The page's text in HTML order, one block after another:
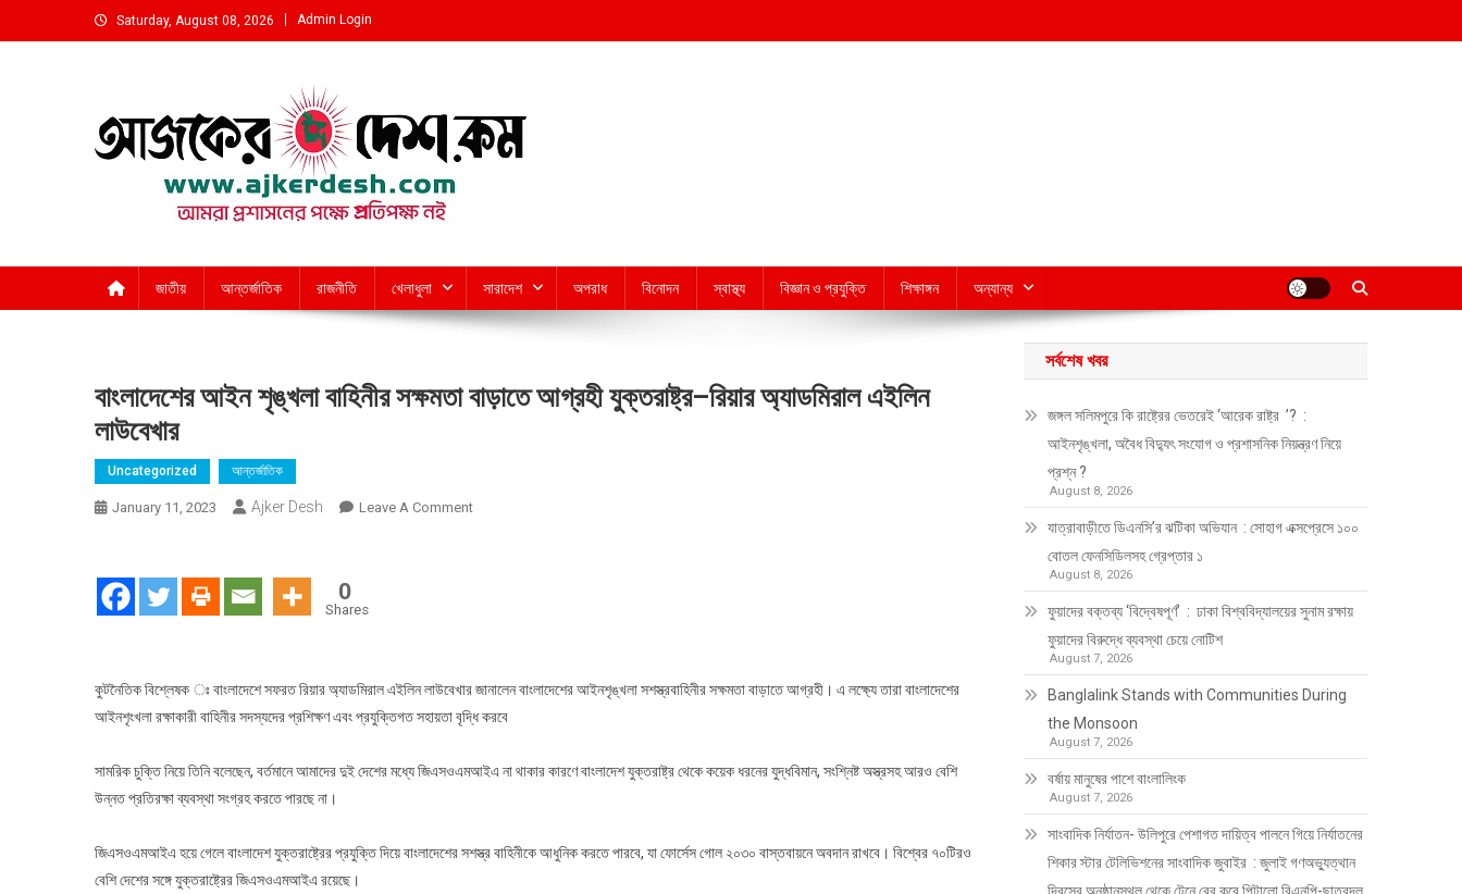
to
Saturday, August 08, 2026 Admin Login
জাতীয় আন্তর্জাতিক রাজনীতি খেলাধুলা সারাদেশ অপরাধ বিনোদন স্বাস্থ্য বিজ্ঞান ও প্রযুক্তি শিক্ষাঙ্গন অন্যান্য
বাংলাদেশের আইন শৃঙ্খলা বাহিনীর সক্ষমতা বাড়াতে আগ্রহী যুক্তরাষ্ট্র–রিয়ার অ্যাডমিরাল এইলিন
লাউবেখার
Uncategorized আন্তর্জাতিক
January 11, 2023 Ajker Desh Leave A CommentOn
আগ্রহী
এইলিন
0
Shares
কুটনৈতিক বিশ্লেষক ঃ বাংলাদেশে সফরত রিয়ার অ্যাডমিরাল এইলিন লাউবেখার জানালেন বাংলাদেশের আইনশৃঙ্খলা সশস্ত্রবাহিনীর সক্ষমতা বাড়াতে আগ্রহী। এ লক্ষ্যে তারা বাংলাদেশের
আইনশৃংখলা রক্ষাকারী বাহিনীর সদস্যদের প্রশিক্ষণ এবং প্রযুক্তিগত সহায়তা বৃদ্ধি করবে
সামরিক চুক্তি নিয়ে তিনি বলেছেন, বর্তমানে আমাদের দুই দেশের মধ্যে জিএসওএমআইএ না থাকার কারণে বাংলাদেশ যুক্তরাষ্ট্র থেকে কয়েক ধরনের যুদ্ধবিমান, সংশ্নিষ্ট অস্ত্রসহ আরও বেশি
উন্নত প্রতিরক্ষা ব্যবস্থা সংগ্রহ করতে পারছে না।
জিএসওএমআইএ হয়ে গেলে বাংলাদেশ যুক্তরাষ্ট্রের প্রযুক্তি দিয়ে বাংলাদেশের সশস্ত্র বাহিনীকে আধুনিক করতে পারবে, যা ফোর্সেস গোল ২০৩০ বাস্তবায়নে অবদান রাখবে। বিশ্বের ৭০টিরও
বেশি দেশের সঙ্গে যুক্তরাষ্ট্রের জিএসওএমআইএ রয়েছে।
সর্বশেষ খবর
জঙ্গল সলিমপুরে কি রাষ্ট্রের ভেতরেই ‘আরেক রাষ্ট্র ’? :
আইনশৃঙ্খলা, অবৈধ বিদ্যুৎ সংযোগ ও প্রশাসনিক নিয়ন্ত্রণ নিয়ে
প্রশ্ন ?
August 8, 2026
যাত্রাবাড়ীতে ডিএনসি’র ঝটিকা অভিযান : সোহাগ এক্সপ্রেসে ১০০
বোতল ফেনসিডিলসহ গ্রেপ্তার ১
August 8, 2026
ফুয়াদের বক্তব্য ‘বিদ্বেষপূর্ণ’ : ঢাকা বিশ্ববিদ্যালয়ের সুনাম রক্ষায়
ফুয়াদের বিরুদ্ধে ব্যবস্থা চেয়ে নোটিশ
August 7, 2026
Banglalink Stands with Communities During
the Monsoon
August 7, 2026
বর্ষায় মানুষের পাশে বাংলালিংক
August 7, 2026
সাংবাদিক নির্যাতন- উলিপুরে পেশাগত দায়িত্ব পালনে গিয়ে নির্যাতনের
শিকার স্টার টেলিভিশনের সাংবাদিক জুবাইর : জুলাই গণঅভ্যুত্থান